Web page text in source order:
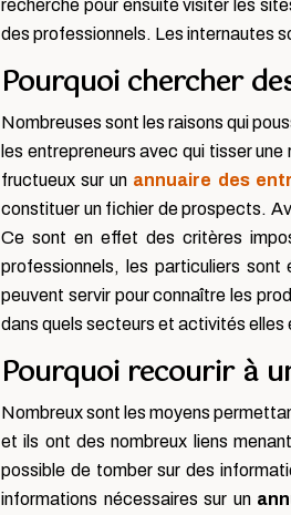
recherche pour ensuite visiter les
des professionnels. Les internautes
Pourquoi chercher
Nombreuses sont les raisons qui
les entrepreneurs avec qui tisser
fructueux sur un annuaire des
constituer un fichier de prospects.
Ce sont en effet des critères
professionnels, les particuliers sont
peuvent servir pour connaître les
dans quels secteurs et activités elles
Pourquoi recourir à
Nombreux sont les moyens
et ils ont des nombreux liens
possible de tomber sur des
informations nécessaires sur un